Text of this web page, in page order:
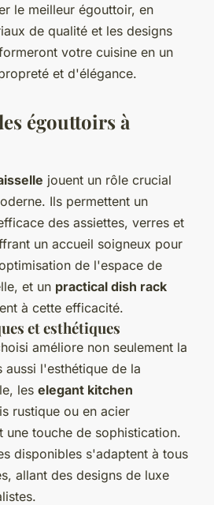
le meilleur égouttoir, en
de qualité et les designs
votre cuisine en un
et d'élégance.
égouttoirs à
jouent un rôle crucial
Ils permettent un
des assiettes, verres et
un accueil soigneux pour
de l'espace de
et un practical dish rack
à cette efficacité.
et esthétiques
améliore non seulement la
l'esthétique de la
les elegant kitchen
rustique ou en acier
une touche de sophistication.
disponibles s'adaptent à tous
allant des designs de luxe